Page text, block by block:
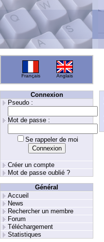
Français Anglais
Connexion
Pseudo :
Mot de passe :
Se rappeler de moi
Créer un compte
Mot de passe oublié ?
Général
Accueil
News
Rechercher un membre
Forum
Téléchargement
Statistiques